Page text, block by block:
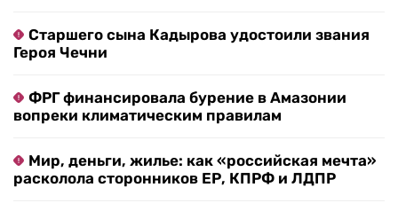
Старшего сына Кадырова удостоили звания
Героя Чечни
ФРГ финансировала бурение в Амазонии
вопреки климатическим правилам
Мир, деньги, жилье: как «российская мечта»
расколола сторонников ЕР, КПРФ и ЛДПР